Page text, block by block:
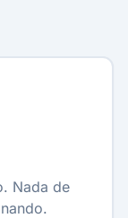
Nada de